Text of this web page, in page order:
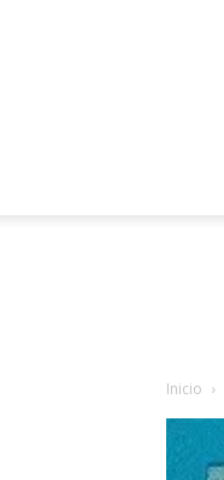
Inicio